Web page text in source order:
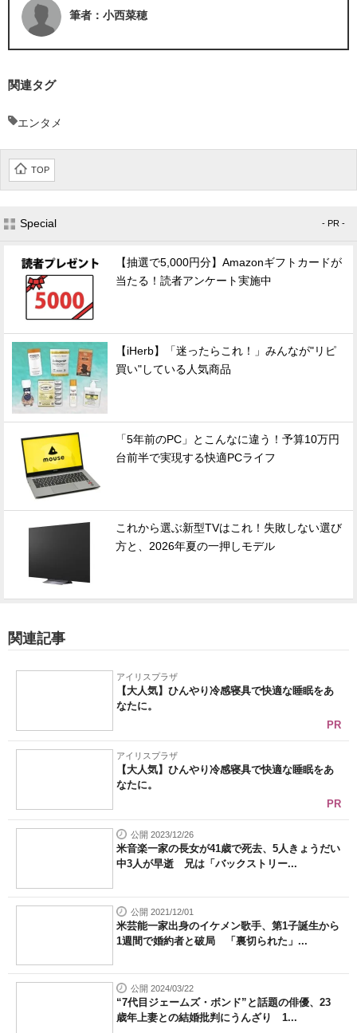
筆者：小西菜穂
関連タグ
エンタメ
TOP
Special - PR -
【抽選で5,000円分】Amazonギフトカードが
当たる！読者アンケート実施中
【iHerb】「迷ったらこれ！」みんなが"リピ
買い"している人気商品
「5年前のPC」とこんなに違う！予算10万円
台前半で実現する快適PCライフ
これから選ぶ新型TVはこれ！失敗しない選び
方と、2026年夏の一押しモデル
関連記事
アイリスプラザ
【大人気】ひんやり冷感寝具で快適な睡眠をあ
なたに。
PR
アイリスプラザ
【大人気】ひんやり冷感寝具で快適な睡眠をあ
なたに。
PR
公開 2023/12/26
米音楽一家の長女が41歳で死去、5人きょうだい
中3人が早逝 兄は「バックストリー...
公開 2021/12/01
米芸能一家出身のイケメン歌手、第1子誕生から
1週間で婚約者と破局 「裏切られた」...
公開 2024/03/22
“7代目ジェームズ・ボンド”と話題の俳優、23
歳年上妻との結婚批判にうんざり 1...